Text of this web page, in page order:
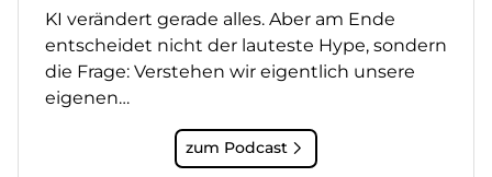
KI verändert gerade alles. Aber am Ende
entscheidet nicht der lauteste Hype, sondern
die Frage: Verstehen wir eigentlich unsere
eigenen…
zum Podcast